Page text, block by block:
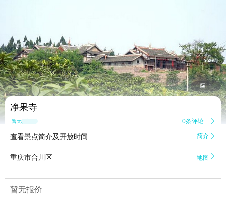
 1
净果寺
暂无点评 0条评论 
查看景点简介及开放时间 简介 
重庆市合川区 地图 
暂无报价